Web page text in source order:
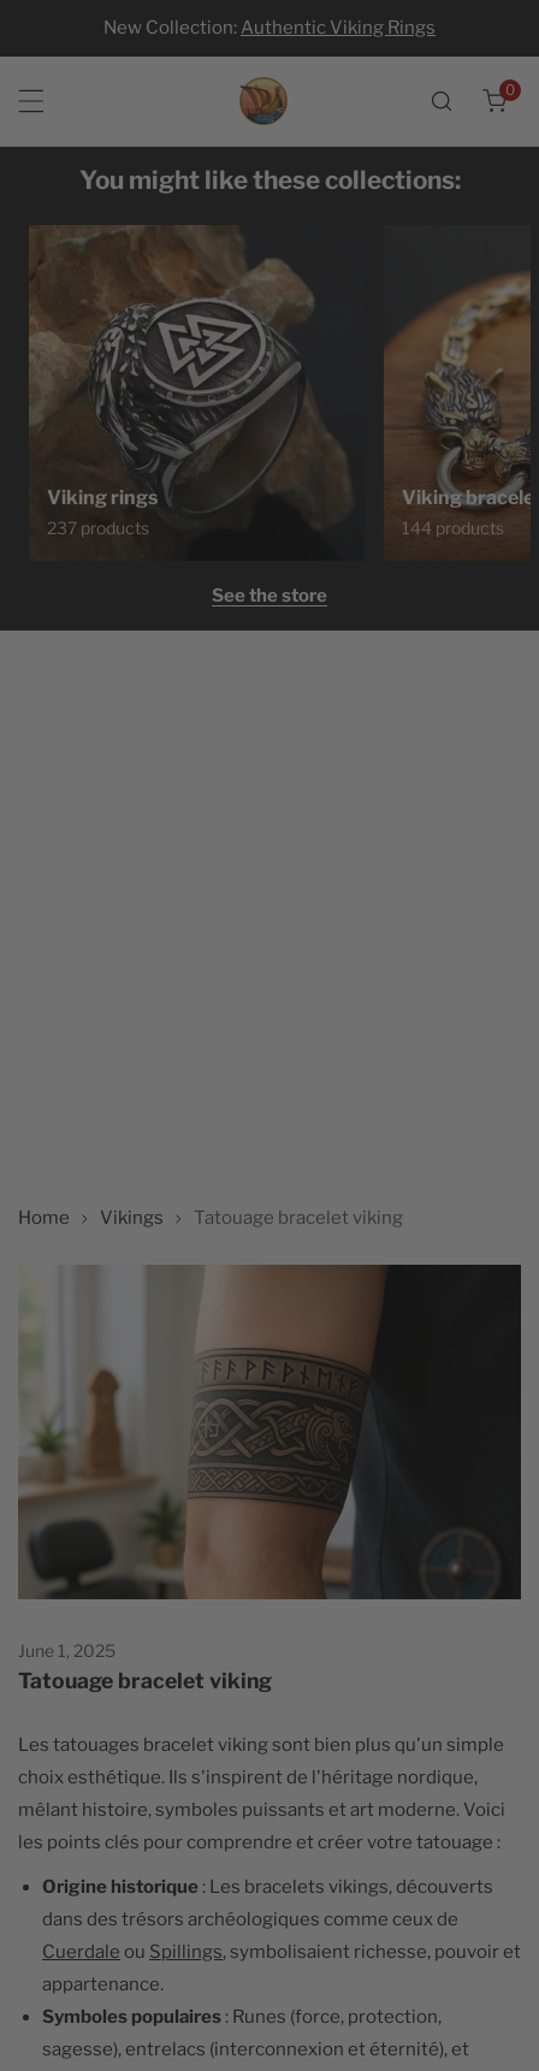
New Collection: Authentic Viking Rings
0
You might like these collections:
Viking rings
237 products
Viking
144 products
See the store
Home Vikings Tatouage bracelet viking
June 1, 2025
Tatouage bracelet viking
Les tatouages bracelet viking sont bien plus qu'un simple
choix esthétique. Ils s'inspirent de l'héritage nordique,
mêlant histoire, symboles puissants et art moderne. Voici
les points clés pour comprendre et créer votre tatouage :
Origine historique : Les bracelets vikings, découverts
dans des trésors archéologiques comme ceux de
Cuerdale ou Spillings, symbolisaient richesse, pouvoir et
appartenance.
Symboles populaires : Runes (force, protection,
sagesse), entrelacs (interconnexion et éternité), et